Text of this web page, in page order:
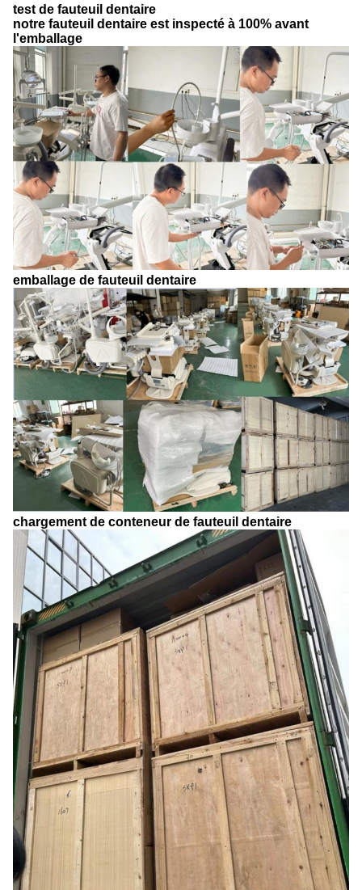
test de fauteuil dentaire
notre fauteuil dentaire est inspecté à 100% avant
l'emballage
emballage de fauteuil dentaire
chargement de conteneur de fauteuil dentaire